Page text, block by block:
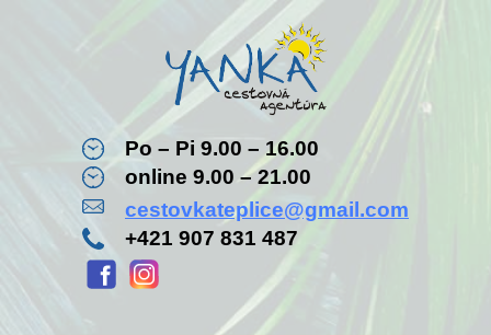
Po – Pi 9.00 – 16.00
online 9.00 – 21.00
cestovkateplice@gmail.com
+421 907 831 487